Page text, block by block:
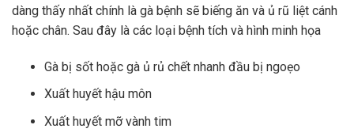
dàng thấy nhất chính là gà bệnh sẽ biếng ăn và ủ rũ liệt cánh
hoặc chân. Sau đây là các loại bệnh tích và hình minh họa
Gà bị sốt hoặc gà ủ rủ chết nhanh đầu bị ngoẹo
Xuất huyết hậu môn
Xuất huyết mỡ vành tim